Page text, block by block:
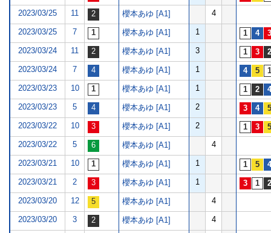
2023/03/25 11 櫻本あゆ [A1] 4
2023/03/25 7 櫻本あゆ [A1] 1
2023/03/24 11 櫻本あゆ [A1] 3
2023/03/24 7 櫻本あゆ [A1] 1
2023/03/23 10 櫻本あゆ [A1] 1
2023/03/23 5 櫻本あゆ [A1] 2
2023/03/22 10 櫻本あゆ [A1] 2
2023/03/22 5 櫻本あゆ [A1] 4
2023/03/21 10 櫻本あゆ [A1] 1
2023/03/21 2 櫻本あゆ [A1] 1
2023/03/20 12 櫻本あゆ [A1] 4
2023/03/20 3 櫻本あゆ [A1] 4